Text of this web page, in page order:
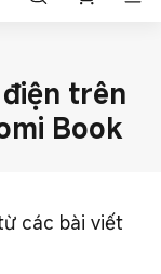
trên
Book
các bài viết